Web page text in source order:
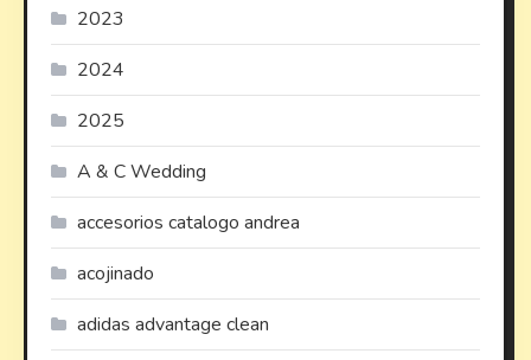
2023
2024
2025
A & C Wedding
accesorios catalogo andrea
acojinado
adidas advantage clean